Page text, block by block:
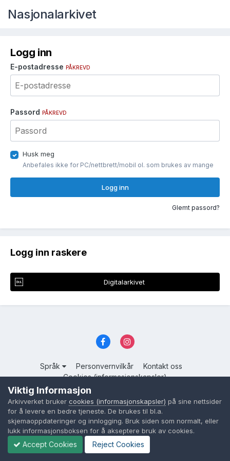
Nasjonalarkivet
Logg inn
E-postadresse PÅKREVD
Passord PÅKREVD
Husk meg
Anbefales ikke for PC/nettbrett/mobil ol. som brukes av mange
Logg inn
Glemt passord?
Logg inn raskere
Digitalarkivet
Språk Personvernvilkår
Kontakt oss
Cookies (informasjonskapsler)
Powered by Invision Community
Viktig Informasjon
Arkivverket bruker cookies (informasjonskapsler) på sine nettsider
for å levere en bedre tjeneste. De brukes til bl.a.
skjemaoppdateringer og innlogging. Bruk siden som normalt, eller
lukk informasjonsboksen for å akseptere bruk av cookies.
Accept Cookies Reject Cookies